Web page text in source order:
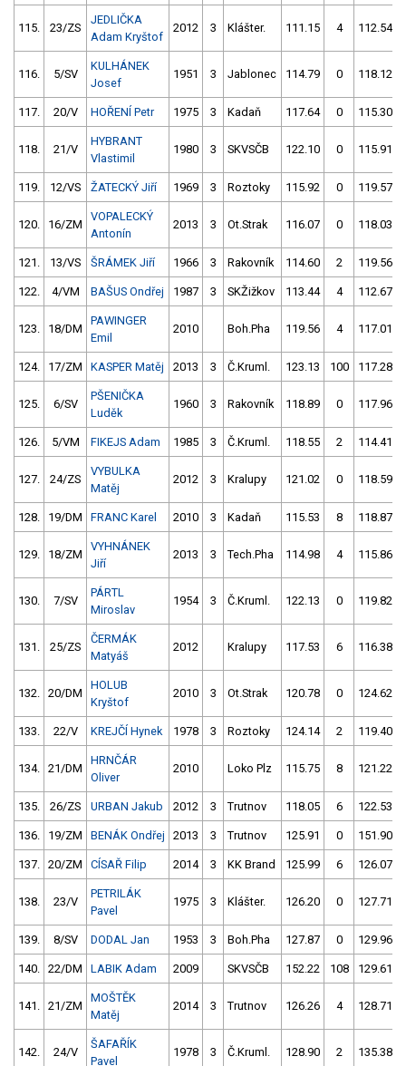
115. 23/ZS
JEDLIČKA
Adam Kryštof
2012 3 Klášter. 111.15 4 112.54
116. 5/SV
KULHÁNEK
Josef
1951 3 Jablonec 114.79 0 118.12
117. 20/V HOŘENÍ Petr 1975 3 Kadaň 117.64 0 115.30
118. 21/V
HYBRANT
Vlastimil
1980 3 SKVSČB 122.10 0 115.91
119. 12/VS ŽATECKÝ Jiří 1969 3 Roztoky 115.92 0 119.57
120. 16/ZM
VOPALECKÝ
Antonín
2013 3 Ot.Strak 116.07 0 118.03
121. 13/VS ŠRÁMEK Jiří 1966 3 Rakovník 114.60 2 119.56
122. 4/VM BAŠUS Ondřej 1987 3 SKŽižkov 113.44 4 112.67
123. 18/DM
PAWINGER
Emil
2010 Boh.Pha 119.56 4 117.01
124. 17/ZM KASPER Matěj 2013 3 Č.Kruml. 123.13 100 117.28
125. 6/SV
PŠENIČKA
Luděk
1960 3 Rakovník 118.89 0 117.96
126. 5/VM FIKEJS Adam 1985 3 Č.Kruml. 118.55 2 114.41
127. 24/ZS
VYBULKA
Matěj
2012 3 Kralupy 121.02 0 118.59
128. 19/DM FRANC Karel 2010 3 Kadaň 115.53 8 118.87
129. 18/ZM
VYHNÁNEK
Jiří
2013 3 Tech.Pha 114.98 4 115.86
130. 7/SV
PÁRTL
Miroslav
1954 3 Č.Kruml. 122.13 0 119.82
131. 25/ZS
ČERMÁK
Matyáš
2012 Kralupy 117.53 6 116.38
132. 20/DM
HOLUB
Kryštof
2010 3 Ot.Strak 120.78 0 124.62
133. 22/V KREJČÍ Hynek 1978 3 Roztoky 124.14 2 119.40
134. 21/DM
HRNČÁR
Oliver
2010 Loko Plz 115.75 8 121.22
135. 26/ZS URBAN Jakub 2012 3 Trutnov 118.05 6 122.53
136. 19/ZM BENÁK Ondřej 2013 3 Trutnov 125.91 0 151.90
137. 20/ZM CÍSAŘ Filip 2014 3 KK Brand 125.99 6 126.07
138. 23/V
PETRILÁK
Pavel
1975 3 Klášter. 126.20 0 127.71
139. 8/SV DODAL Jan 1953 3 Boh.Pha 127.87 0 129.96
140. 22/DM LABIK Adam 2009 SKVSČB 152.22 108 129.61
141. 21/ZM
MOŠTĚK
Matěj
2014 3 Trutnov 126.26 4 128.71
142. 24/V
ŠAFAŘÍK
Pavel
1978 3 Č.Kruml. 128.90 2 135.38